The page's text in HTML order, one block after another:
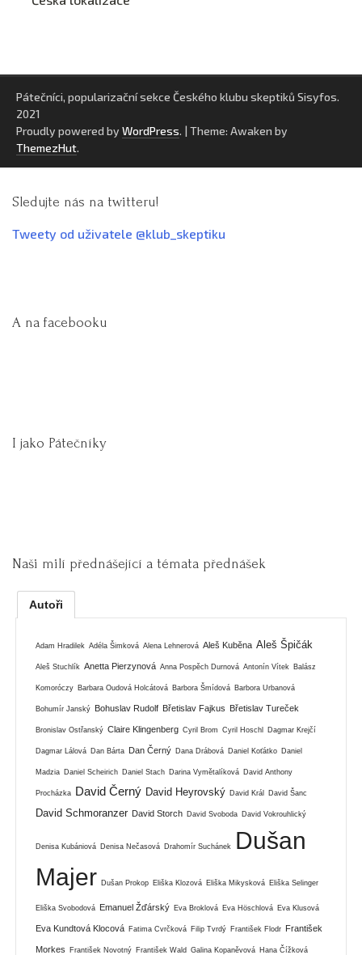
Pátečníci, popularizační sekce Českého klubu skeptiků Sisyfos.
2021
Proudly powered by WordPress. | Theme: Awaken by
ThemezHut.
Sledujte nás na twitteru!
Tweety od uživatele @klub_skeptiku
A na facebooku
I jako Pátečníky
Naši milí přednášející a témata přednášek
Autoři
Adam Hradilek Adéla Šimková Alena Lehnerová Aleš Kuběna Aleš Špičák
Aleš Stuchlík Anetta Pierzynová Anna Pospěch Durnová Antonín Vítek Balász
Komoróczy Barbara Oudová Holcátová Barbora Šmídová Barbora Urbanová
Bohumír Janský Bohuslav Rudolf Břetislav Fajkus Břetislav Tureček
Bronislav Ostřanský Claire Klingenberg Cyril Brom Cyril Hoschl Dagmar Krejčí
Dagmar Lálová Dan Bárta Dan Černý Dana Drábová Daniel Koťátko Daniel
Madzia Daniel Scheirich Daniel Stach Darina Vymětalíková David Anthony
Procházka David Černý David Heyrovský David Král David Šanc
David Schmoranzer David Storch David Svoboda David Vokrouhlický
Denisa Kubániová Denisa Nečasová Drahomír Suchánek
Dušan
Majer Dušan Prokop Eliška Klozová Eliška Mikysková Eliška Selinger
Eliška Svobodová Emanuel Žďárský Eva Broklová Eva Höschlová Eva Klusová
Eva Kundtová Klocová Fatima Cvrčková Filip Tvrdý František Flodr František
Morkes František Novotný František Wald Galina Kopaněvová Hana Čížková